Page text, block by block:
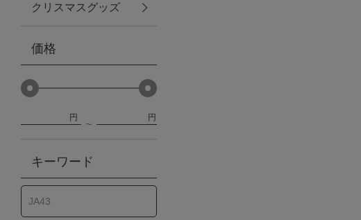
防災グッズ・非常食
トレーニング
ヴィンテージ
クリスマスグッズ
価格
円 円
キーワード